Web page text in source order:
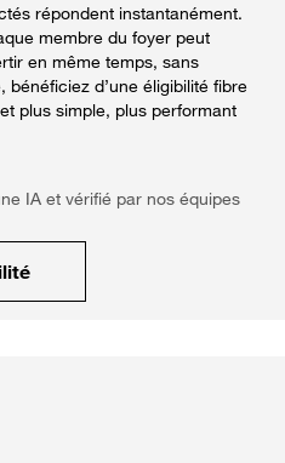
répondent instantanément.
membre du foyer peut
en même temps, sans
bénéficiez d’une éligibilité fibre
plus simple, plus performant
IA et vérifié par nos équipes